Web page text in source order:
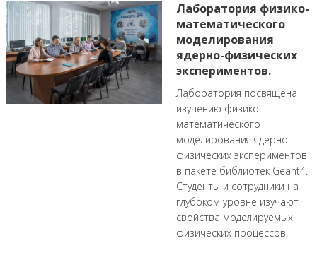
Лаборатория физико-
математического
моделирования
ядерно-физических
экспериментов.
Лаборатория посвящена
изучению физико-
математического
моделирования ядерно-
физических экспериментов
в пакете библиотек Geant4.
Студенты и сотрудники на
глубоком уровне изучают
свойства моделируемых
физических процессов.